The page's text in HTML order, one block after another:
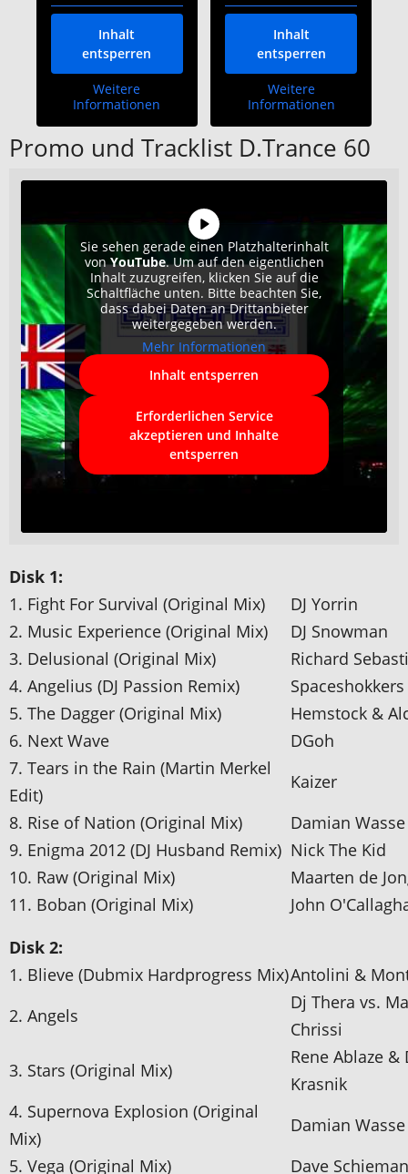
Inhalt
entsperren
Weitere
Informationen
Inhalt
entsperren
Weitere
Informationen
Promo und Tracklist D.Trance 60
Sie sehen gerade einen Platzhalterinhalt
vonYouTube. Um auf den eigentlichen
Inhalt zuzugreifen, klicken Sie auf die
Schaltfläche unten. Bitte beachten Sie,
dass dabei Daten an Drittanbieter
weitergegeben werden.
Mehr Informationen
Inhalt entsperren
Erforderlichen Service
akzeptieren und Inhalte
entsperren
Disk 1:
1. Fight For Survival (Original Mix)
DJ Yorrin
2. Music Experience (Original Mix)
DJ Snowman
3. Delusional (Original Mix)
Richard
4. Angelius (DJ Passion Remix)
Spaceshokkers
5. The Dagger (Original Mix)
Hemstock &
6. Next Wave
DGoh
7. Tears in the Rain (Martin Merkel
Edit)
Kaizer
8. Rise of Nation (Original Mix)
Damian Wasse
9. Enigma 2012 (DJ Husband Remix) Nick The Kid
10. Raw (Original Mix)
Maarten de
11. Boban (Original Mix)
John
Disk 2:
1. Blieve (Dubmix Hardprogress Mix)Antolini &
2. Angels
Dj Thera vs.
Chrissi
3. Stars (Original Mix)
Rene Ablaze &
Krasnik
4. Supernova Explosion (Original
Mix)
Damian Wasse
5. Vega (Original Mix)
Dave